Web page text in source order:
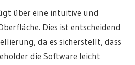
über eine intuitive und
Dies ist entscheidend
da es sicherstellt, dass
die Software leicht